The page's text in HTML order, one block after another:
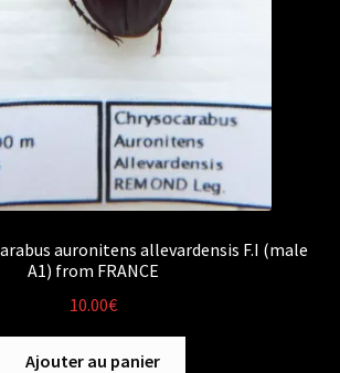
auronitens allevardensis F.I (male
A1) from FRANCE
10.00€
Ajouter au panier